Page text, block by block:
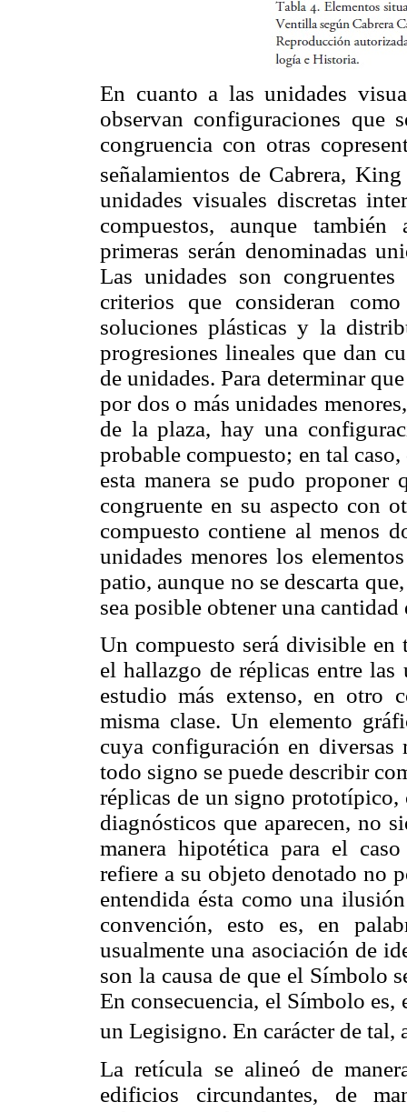
En cuanto a las unidades
observan configuraciones que
congruencia con otras
señalamientos de Cabrera,
unidades visuales discretas
compuestos, aunque también
primeras serán denominadas
Las unidades son
criterios que consideran
soluciones plásticas y la
progresiones lineales que dan
de unidades. Para determinar
por dos o más unidades
de la plaza, hay una
probable compuesto; en tal
esta manera se pudo
congruente en su aspecto con
compuesto contiene al menos
unidades menores los
patio, aunque no se descarta
sea posible obtener una
Un compuesto será divisible en
el hallazgo de réplicas entre
estudio más extenso, en otro
misma clase. Un elemento
cuya configuración en
todo signo se puede describir
réplicas de un signo
diagnósticos que aparecen, no
manera hipotética para el
refiere a su objeto denotado no
entendida ésta como una
convención, esto es, en
usualmente una asociación de
son la causa de que el Símbolo
En consecuencia, el Símbolo
un Legisigno. En carácter de tal,
La retícula se alineó de
edificios circundantes, de